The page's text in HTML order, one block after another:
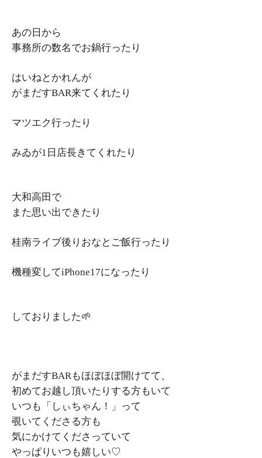
あの日から
事務所の数名でお鍋行ったり
はいねとかれんが
がまだすBAR来てくれたり
マツエク行ったり
みゐが1日店長きてくれたり
大和高田で
また思い出できたり
桂南ライブ後りおなとご飯行ったり
機種変してiPhone17になったり
しておりました🌱‬
がまだすBARもほぼほぼ開けてて、
初めてお越し頂いたりする方もいて
いつも「しぃちゃん！」って
覗いてくださる方も
気にかけてくださっていて
やっぱりいつも嬉しい♡